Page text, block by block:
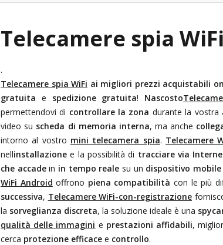
Telecamere spia WiFi
.
Telecamere spia WiFi ai migliori prezzi acquistabili
gratuita e spedizione gratuita! Nascosto
permettendovi di controllare la zona durante la vostra
video su scheda di memoria interna, ma anche
intorno al vostro mini telecamera spia. Telecamere
nellinstallazione e la possibilità di tracciare via
che accadein in tempo reale su un dispositivo mobile
WiFi Android offrono piena compatibilità con le più
successiva, Telecamere WiFi-con-registrazione
la sorveglianza discreta, la soluzione ideale è una
qualità delle immagini e prestazioni affidabili,
cerca protezione efficace e controllo.